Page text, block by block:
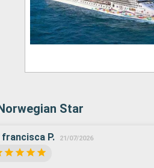
Star
P. 21/07/2026